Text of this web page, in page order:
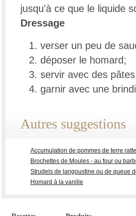
jusqu'à ce que le liquide
Dressage
verser un peu de
déposer le homard;
servir avec des
garnir avec une
Autres suggestions
Accumulation de pommes de terre
Brochettes de Moules - au four ou
Strudels de langoustine ou de queue
Homard à la vanille